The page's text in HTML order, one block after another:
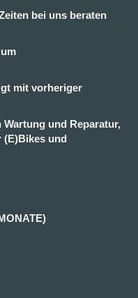
bei uns beraten
mit vorheriger
und Reparatur,
(E)Bikes und